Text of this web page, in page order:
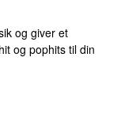
og giver et
og pophits til din